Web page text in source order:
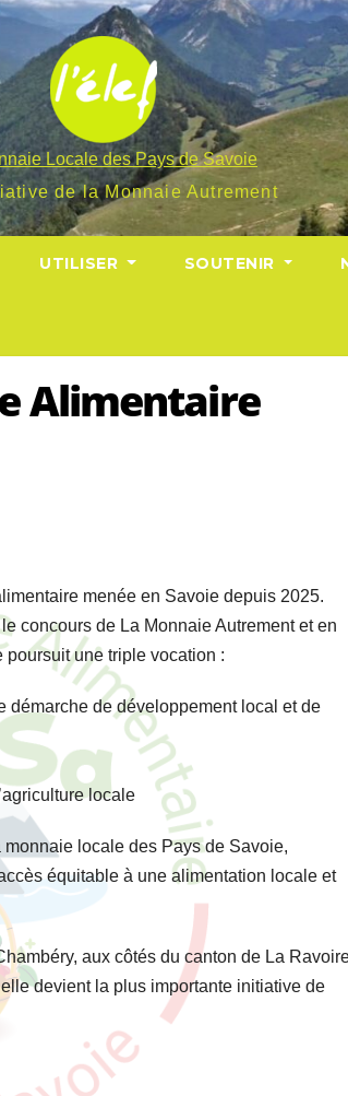
Locale des Pays de Savoie
de la Monnaie Autrement
UTILISER SOUTENIR
Alimentaire
menée en Savoie depuis 2025.
concours de La Monnaie Autrement et en
une triple vocation :
démarche de développement local et de
locale
locale des Pays de Savoie,
équitable à une alimentation locale et
aux côtés du canton de La
devient la plus importante initiative de